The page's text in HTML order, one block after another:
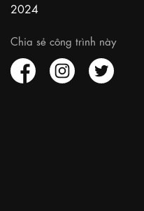
2024
Chia sẻ công trình này